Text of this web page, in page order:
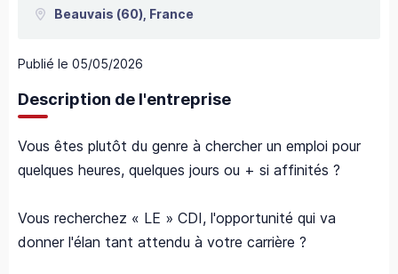
Beauvais (60), France
Publié le 05/05/2026
Description de l'entreprise
Vous êtes plutôt du genre à chercher un emploi pour
quelques heures, quelques jours ou + si affinités ?
Vous recherchez « LE » CDI, l'opportunité qui va
donner l'élan tant attendu à votre carrière ?